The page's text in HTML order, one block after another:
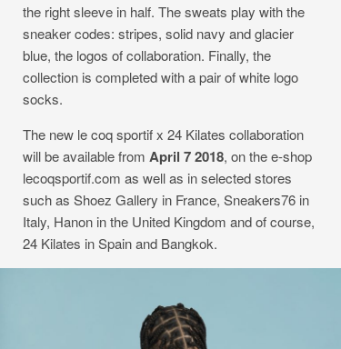
the right sleeve in half. The sweats play with the
sneaker codes: stripes, solid navy and glacier
blue, the logos of collaboration. Finally, the
collection is completed with a pair of white logo
socks.
The new le coq sportif x 24 Kilates collaboration
will be available from April 7 2018, on the e-shop
lecoqsportif.com as well as in selected stores
such as Shoez Gallery in France, Sneakers76 in
Italy, Hanon in the United Kingdom and of course,
24 Kilates in Spain and Bangkok.